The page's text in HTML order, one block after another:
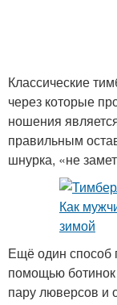
Классические
через которые
ношения
правильным
шнурка, «не
Ещё один способ
помощью
пару люверсов и